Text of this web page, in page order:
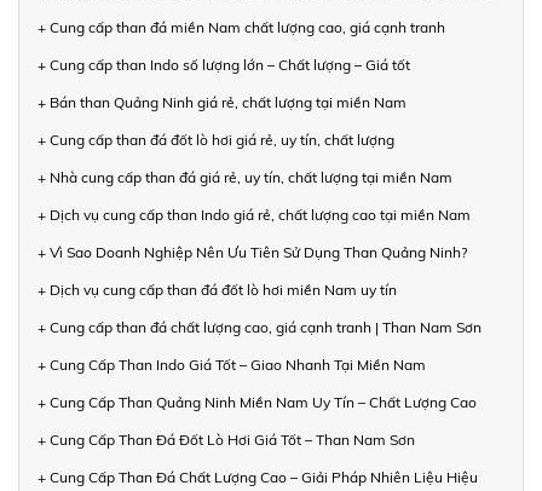
+ Cung cấp than đá miền Nam chất lượng cao, giá cạnh tranh
+ Cung cấp than Indo số lượng lớn – Chất lượng – Giá tốt
+ Bán than Quảng Ninh giá rẻ, chất lượng tại miền Nam
+ Cung cấp than đá đốt lò hơi giá rẻ, uy tín, chất lượng
+ Nhà cung cấp than đá giá rẻ, uy tín, chất lượng tại miền Nam
+ Dịch vụ cung cấp than Indo giá rẻ, chất lượng cao tại miền Nam
+ Vì Sao Doanh Nghiệp Nên Ưu Tiên Sử Dụng Than Quảng Ninh?
+ Dịch vụ cung cấp than đá đốt lò hơi miền Nam uy tín
+ Cung cấp than đá chất lượng cao, giá cạnh tranh | Than Nam Sơn
+ Cung Cấp Than Indo Giá Tốt – Giao Nhanh Tại Miền Nam
+ Cung Cấp Than Quảng Ninh Miền Nam Uy Tín – Chất Lượng Cao
+ Cung Cấp Than Đá Đốt Lò Hơi Giá Tốt – Than Nam Sơn
+ Cung Cấp Than Đá Chất Lượng Cao – Giải Pháp Nhiên Liệu Hiệu